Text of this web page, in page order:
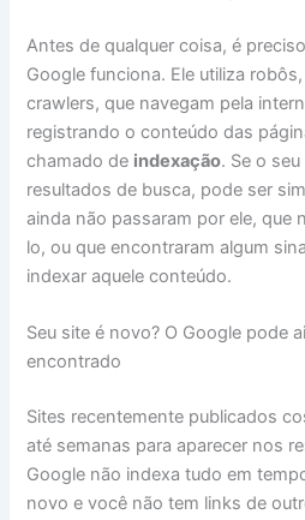
Antes de qualquer coisa, é
Google funciona. Ele utiliza
crawlers, que navegam pela
registrando o conteúdo das
chamado de indexação. Se o
resultados de busca, pode ser
ainda não passaram por ele, que
lo, ou que encontraram algum
indexar aquele conteúdo.
Seu site é novo? O Google pode
encontrado
Sites recentemente publicados
até semanas para aparecer nos
Google não indexa tudo em
novo e você não tem links de